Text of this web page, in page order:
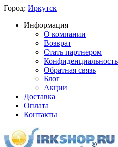
Город: Иркутск
Информация
О компании
Возврат
Стать партнером
Конфиденциальность
Обратная связь
Блог
Акции
Доставка
Оплата
Контакты